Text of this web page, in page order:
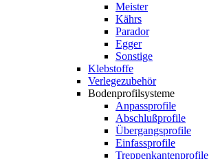
Meister
Kährs
Parador
Egger
Sonstige
Klebstoffe
Verlegezubehör
Bodenprofilsysteme
Anpassprofile
Abschlußprofile
Übergangsprofile
Einfassprofile
Treppenkantenprofile